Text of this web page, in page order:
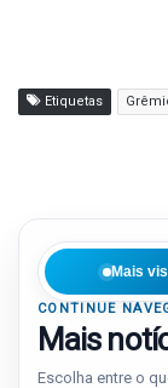
Etiquetas
Mais
CONTINUE
Mais
Escolha entre o